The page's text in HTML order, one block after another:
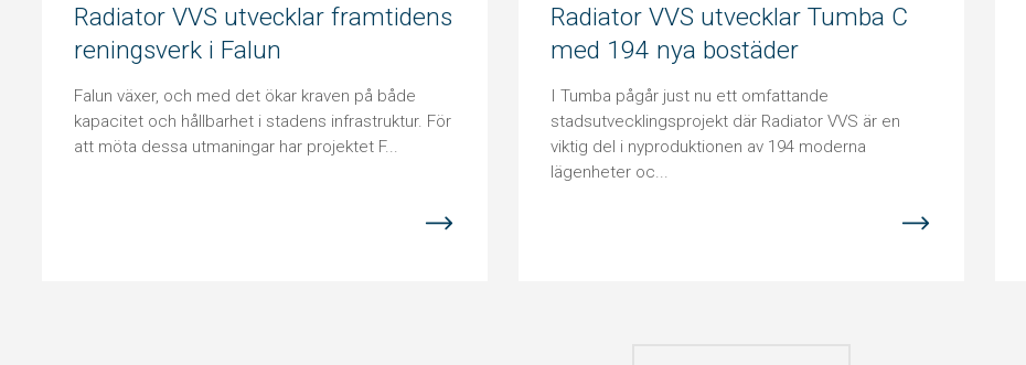
Radiator VVS utvecklar framtidens
reningsverk i Falun
Falun växer, och med det ökar kraven på både
kapacitet och hållbarhet i stadens infrastruktur. För
att möta dessa utmaningar har projektet F...
Radiator VVS utvecklar Tumba C
med 194 nya bostäder
I Tumba pågår just nu ett omfattande
stadsutvecklingsprojekt där Radiator VVS är en
viktig del i nyproduktionen av 194 moderna
lägenheter oc...